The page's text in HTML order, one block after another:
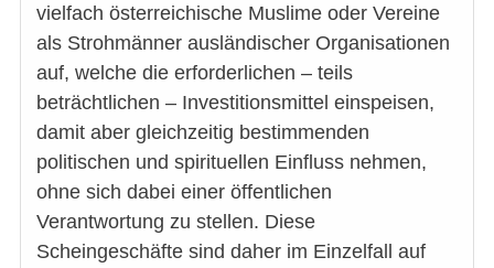
vielfach österreichische Muslime oder Vereine
als Strohmänner ausländischer Organisationen
auf, welche die erforderlichen – teils
beträchtlichen – Investitionsmittel einspeisen,
damit aber gleichzeitig bestimmenden
politischen und spirituellen Einfluss nehmen,
ohne sich dabei einer öffentlichen
Verantwortung zu stellen. Diese
Scheingeschäfte sind daher im Einzelfall auf